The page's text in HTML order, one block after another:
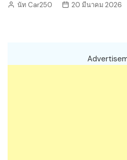
นัท Car250 20 มีนาคม 2026